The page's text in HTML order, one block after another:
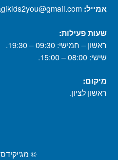
אמייל:
שעות פעילות:
ראשון – חמישי: 09:30 – 19:30.
שישי: 08:00 – 15:00.
מיקום:
ראשון לציון.
© מג'יקידס 2026